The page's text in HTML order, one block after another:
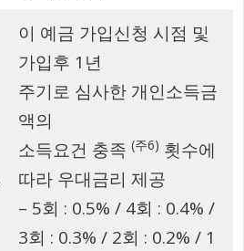
이 예금 가입신청 시점 및
가입후 1년
주기로 심사한 개인소득금
액의
소득요건 충족 (주6) 횟수에
따라 우대금리 제공
– 5회 : 0.5% / 4회 : 0.4% /
3회 : 0.3% / 2회 : 0.2% / 1